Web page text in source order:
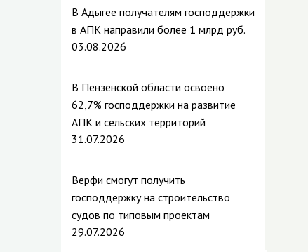
В Адыгее получателям господдержки
в АПК направили более 1 млрд руб.
03.08.2026
В Пензенской области освоено
62,7% господдержки на развитие
АПК и сельских территорий
31.07.2026
Верфи смогут получить
господдержку на строительство
судов по типовым проектам
29.07.2026